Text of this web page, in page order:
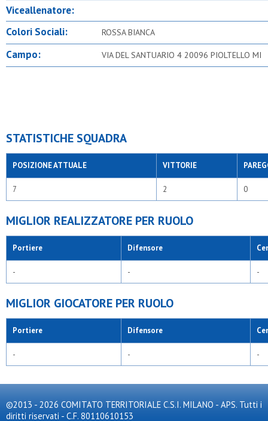
Viceallenatore:
Colori Sociali:
ROSSA BIANCA
Campo: VIA DEL SANTUARIO 4 20096 PIOLTELLO MI
STATISTICHE SQUADRA
POSIZIONE ATTUALE VITTORIE
7 2 0
MIGLIOR REALIZZATORE PER RUOLO
Portiere Difensore
- - -
MIGLIOR GIOCATORE PER RUOLO
Portiere Difensore
- - -
©2013 - 2026 COMITATO TERRITORIALE C.S.I. MILANO - APS. Tutti i
diritti riservati - C.F. 80110610153